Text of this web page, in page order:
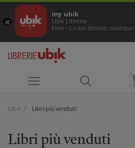
my ubik
Ubik Librerie
Free - La tua libreria, ovunque!
Libri Libri più venduti
Libri più venduti